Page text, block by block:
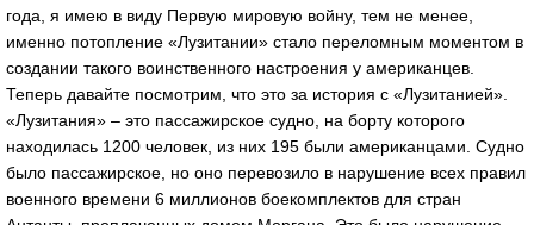
года, я имею в виду Первую мировую войну, тем не менее,
именно потопление «Лузитании» стало переломным моментом в
создании такого воинственного настроения у американцев.
Теперь давайте посмотрим, что это за история с «Лузитанией».
«Лузитания» – это пассажирское судно, на борту которого
находилась 1200 человек, из них 195 были американцами. Судно
было пассажирское, но оно перевозило в нарушение всех правил
военного времени 6 миллионов боекомплектов для стран